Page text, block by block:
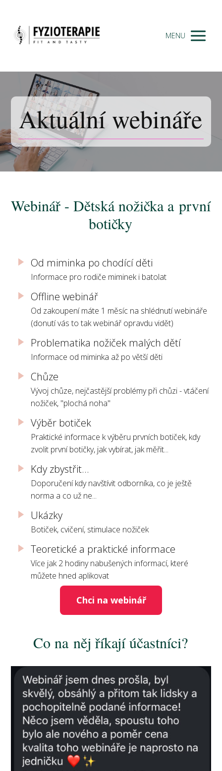
MENU
Aktuální webináře
Webinář - Dětská nožička a první
botičky
Od miminka po chodící děti
Informace pro rodiče miminek i batolat
Offline webinář
Od zakoupení máte 1 měsíc na shlédnutí webináře
(donutí vás to tak webinář opravdu vidět)
Problematika nožiček malých dětí
Informace od miminka až po větší děti
Chůze
Vývoj chůze, nejčastější problémy při chůzi - vtáčení
nožiček, "plochá noha"
Výběr botiček
Praktické informace k výběru prvních botiček, kdy
zvolit první botičky, jak vybírat, jak měřit...
Kdy zbystřit...
Doporučení kdy navštívit odborníka, co je ještě
norma a co už ne...
Ukázky
Botiček, cvičení, stimulace nožiček
Teoretické a praktické informace
Více jak 2 hodiny nabušených informací, které
můžete hned aplikovat
Chci na webinář
Co na něj říkají účastníci?